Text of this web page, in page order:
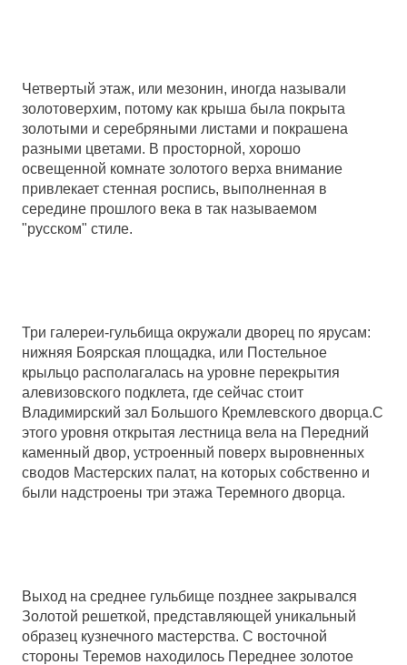
Четвертый этаж, или мезонин, иногда называли
золотоверхим, потому как крыша была покрыта
золотыми и серебряными листами и покрашена
разными цветами. В просторной, хорошо
освещенной комнате золотого верха внимание
привлекает стенная роспись, выполненная в
середине прошлого века в так называемом
"русском" стиле.
Три галереи-гульбища окружали дворец по ярусам:
нижняя Боярская площадка, или Постельное
крыльцо располагалась на уровне перекрытия
алевизовского подклета, где сейчас стоит
Владимирский зал Большого Кремлевского дворца.С
этого уровня открытая лестница вела на Передний
каменный двор, устроенный поверх выровненных
сводов Мастерских палат, на которых собственно и
были надстроены три этажа Теремного дворца.
Выход на среднее гульбище позднее закрывался
Золотой решеткой, представляющей уникальный
образец кузнечного мастерства. С восточной
стороны Теремов находилось Переднее золотое